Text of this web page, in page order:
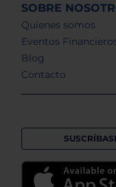
SOBRE
Quienes somos
Eventos
Blog
Contacto